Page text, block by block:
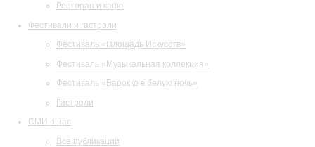
Ресторан и кафе
Фестивали и гастроли
Фестиваль «Площадь Искусств»
Фестиваль «Музыкальная коллекция»
Фестиваль «Барокко в белую ночь»
Гастроли
СМИ о нас
Все публикации